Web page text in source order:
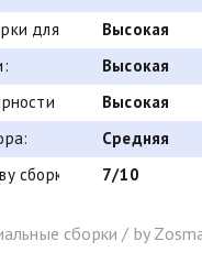
для игр:
Высокая
Высокая
по скачиваниям:
Высокая
Средняя
сборки (от 7/10
сборки / by